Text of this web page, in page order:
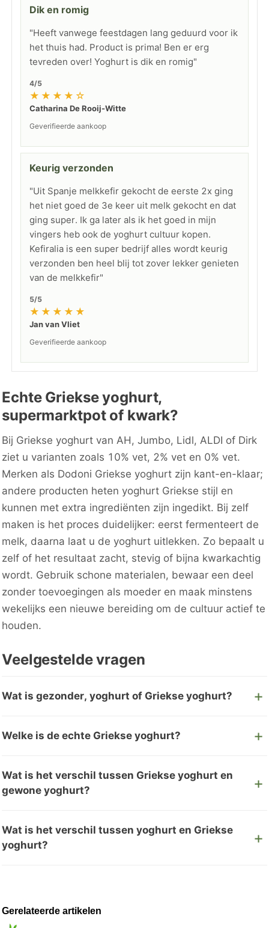
Dik en romig
"Heeft vanwege feestdagen lang geduurd voor ik
het thuis had. Product is prima! Ben er erg
tevreden over! Yoghurt is dik en romig"
4/5
★★★★☆
Catharina De Rooij-Witte
Geverifieerde aankoop
Keurig verzonden
"Uit Spanje melkkefir gekocht de eerste 2x ging
het niet goed de 3e keer uit melk gekocht en dat
ging super. Ik ga later als ik het goed in mijn
vingers heb ook de yoghurt cultuur kopen.
Kefiralia is een super bedrijf alles wordt keurig
verzonden ben heel blij tot zover lekker genieten
van de melkkefir"
5/5
★★★★★
Jan van Vliet
Geverifieerde aankoop
Echte Griekse yoghurt,
supermarktpot of kwark?
Bij Griekse yoghurt van AH, Jumbo, Lidl, ALDI of Dirk
ziet u varianten zoals 10% vet, 2% vet en 0% vet.
Merken als Dodoni Griekse yoghurt zijn kant-en-klaar;
andere producten heten yoghurt Griekse stijl en
kunnen met extra ingrediënten zijn ingedikt. Bij zelf
maken is het proces duidelijker: eerst fermenteert de
melk, daarna laat u de yoghurt uitlekken. Zo bepaalt u
zelf of het resultaat zacht, stevig of bijna kwarkachtig
wordt. Gebruik schone materialen, bewaar een deel
zonder toevoegingen als moeder en maak minstens
wekelijks een nieuwe bereiding om de cultuur actief te
houden.
Veelgestelde vragen
Wat is gezonder, yoghurt of Griekse yoghurt?
Welke is de echte Griekse yoghurt?
Wat is het verschil tussen Griekse yoghurt en
gewone yoghurt?
Wat is het verschil tussen yoghurt en Griekse
yoghurt?
Gerelateerde artikelen